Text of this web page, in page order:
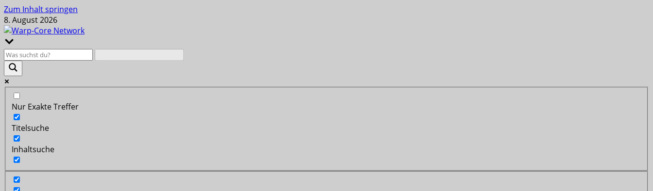
Zum Inhalt springen
8. August 2026
Nur Exakte Treffer
Titelsuche
Inhaltsuche